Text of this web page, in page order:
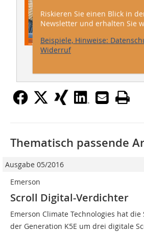
Riskieren Sie einen Blick in
Newsletter und erhalten Sie
Beispiele, Hinweise:
Widerruf
Thematisch passende
Ausgabe 05/2016
Emerson
Scroll Digital-Verdichter
Emerson Climate Technologies hat die
der Generation K5E um drei digitale